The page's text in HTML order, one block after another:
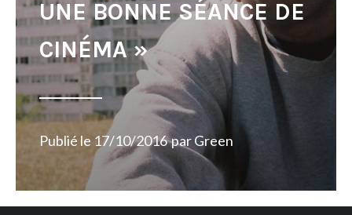
UNE BONNE SÉANCE DE
CINÉMA »
Publié le 17/10/2016 parGreen